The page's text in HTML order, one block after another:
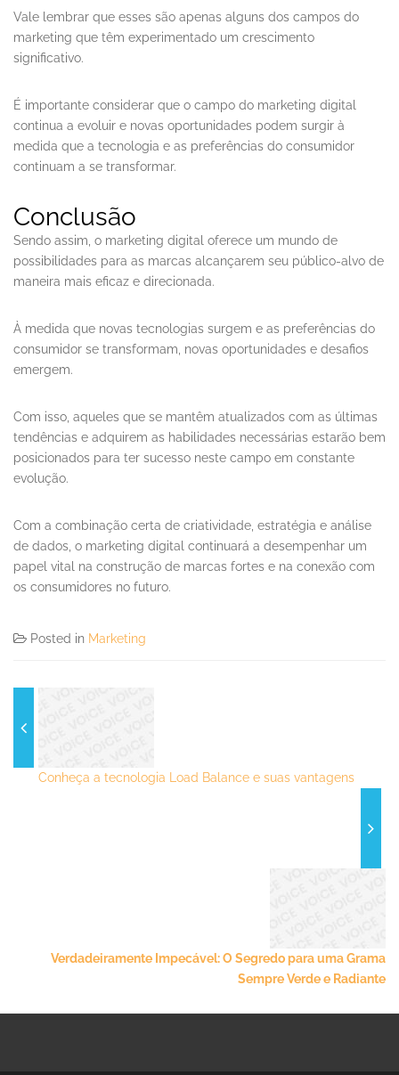
Vale lembrar que esses são apenas alguns dos campos do
marketing que têm experimentado um crescimento
significativo.
É importante considerar que o campo do marketing digital
continua a evoluir e novas oportunidades podem surgir à
medida que a tecnologia e as preferências do consumidor
continuam a se transformar.
Conclusão
Sendo assim, o marketing digital oferece um mundo de
possibilidades para as marcas alcançarem seu público-alvo de
maneira mais eficaz e direcionada.
À medida que novas tecnologias surgem e as preferências do
consumidor se transformam, novas oportunidades e desafios
emergem.
Com isso, aqueles que se mantêm atualizados com as últimas
tendências e adquirem as habilidades necessárias estarão bem
posicionados para ter sucesso neste campo em constante
evolução.
Com a combinação certa de criatividade, estratégia e análise
de dados, o marketing digital continuará a desempenhar um
papel vital na construção de marcas fortes e na conexão com
os consumidores no futuro.
Posted in Marketing
Conheça a tecnologia Load Balance e suas vantagens
Verdadeiramente Impecável: O Segredo para uma Grama
Sempre Verde e Radiante